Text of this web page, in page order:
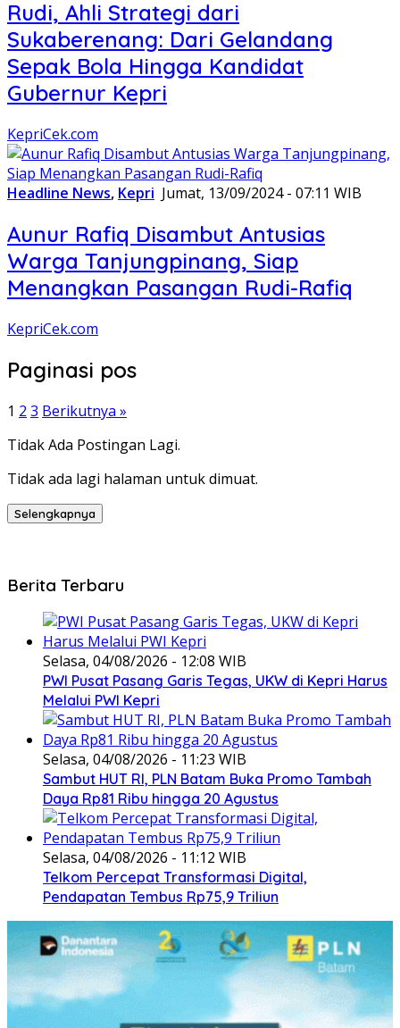
Rudi, Ahli Strategi dari
Sukaberenang: Dari Gelandang
Sepak Bola Hingga Kandidat
Gubernur Kepri
KepriCek.com
Headline News, Kepri Jumat, 13/09/2024 - 07:11 WIB
Aunur Rafiq Disambut Antusias
Warga Tanjungpinang, Siap
Menangkan Pasangan Rudi-Rafiq
KepriCek.com
Paginasi pos
1 2 3 Berikutnya »
Tidak Ada Postingan Lagi.
Tidak ada lagi halaman untuk dimuat.
Selengkapnya
Berita Terbaru
Selasa, 04/08/2026 - 12:08 WIB
PWI Pusat Pasang Garis Tegas, UKW di Kepri Harus
Melalui PWI Kepri
Selasa, 04/08/2026 - 11:23 WIB
Sambut HUT RI, PLN Batam Buka Promo Tambah
Daya Rp81 Ribu hingga 20 Agustus
Selasa, 04/08/2026 - 11:12 WIB
Telkom Percepat Transformasi Digital,
Pendapatan Tembus Rp75,9 Triliun